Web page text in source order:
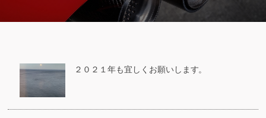
全国納車 特別作業 注文販売
プライバシーポリシー
２０２１年も宜しくお願いします。